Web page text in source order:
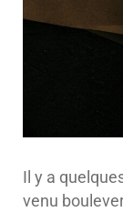
Il y a
venu